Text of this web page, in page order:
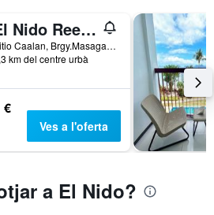
El Nido Reef Strand Resort
Sitio Caalan, Brgy.Masagana Zone 3, El Nido, Filipines
km del centre urbà
€
Ves a l'oferta
a El Nido?